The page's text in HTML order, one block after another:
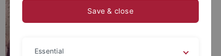
Save & close
Essential